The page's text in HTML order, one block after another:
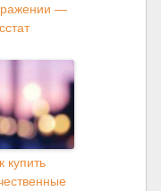
—
купить